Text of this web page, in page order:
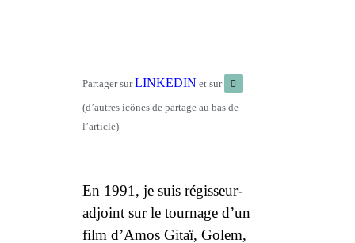
Partager surLINKEDIN et sur
(d’autres icônes de partage au bas de
l’article)
En 1991, je suis régisseur-
adjoint sur le tournage d’un
film d’Amos Gitaï, Golem,